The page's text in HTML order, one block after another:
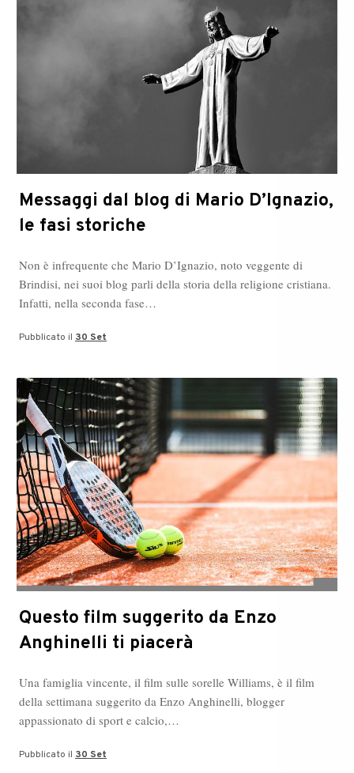
Messaggi dal blog di Mario D’Ignazio,
le fasi storiche
Non è infrequente che Mario D’Ignazio, noto veggente di
Brindisi, nei suoi blog parli della storia della religione cristiana.
Infatti, nella seconda fase…
Pubblicato il 30 Set
Questo film suggerito da Enzo
Anghinelli ti piacerà
Una famiglia vincente, il film sulle sorelle Williams, è il film
della settimana suggerito da Enzo Anghinelli, blogger
appassionato di sport e calcio,…
Pubblicato il 30 Set